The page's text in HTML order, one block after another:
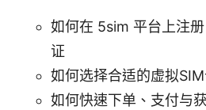
如何在 5sim 平台上注
证
如何选择合适的虚拟
如何快速下单、支付与